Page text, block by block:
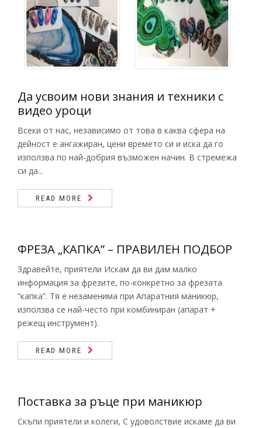
Да усвоим нови знания и техники с
видео уроци
Всеки от нас, независимо от това в каква сфера на
дейност е ангажиран, цени времето си и иска да го
използва по най-добрия възможен начин. В стремежа
си да...
READ MORE
ФРЕЗА „КАПКА” – ПРАВИЛЕН ПОДБОР
Здравейте, приятели Искам да ви дам малко
информация за фрезите, по-конкретно за фрезата
“капка”. Тя е незаменима при Апаратния маникюр,
използва се най-често при комбиниран (апарат +
режещ инструмент).
READ MORE
Поставка за ръце при маникюр
Скъпи приятели и колеги, С удоволствие искаме да ви